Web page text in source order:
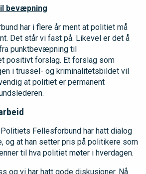
bevæpning
har i flere år ment at politiet må
Det står vi fast på. Likevel er det å
punktbevæpning til
positivt forslag. Et forslag som
i trussel- og kriminalitetsbildet vil
at politiet er permanent
Fellesforbund har hatt dialog
og at han setter pris på politikere som
til hva politiet møter i hverdagen.
og vi har hatt gode diskusjoner. Nå